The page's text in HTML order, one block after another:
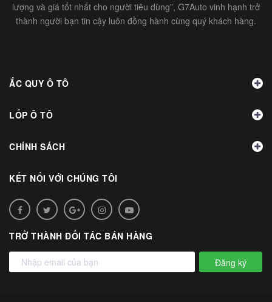
lượng và giá tốt nhất cho người tiêu dùng”, G7Auto vinh hạnh trở
thành người bạn tin cậy luôn đồng hành cùng quý khách hàng.
ẮC QUY Ô TÔ
LỐP Ô TÔ
CHÍNH SÁCH
KẾT NỐI VỚI CHÚNG TÔI
TRỞ THÀNH ĐỐI TÁC BÁN HÀNG
Đăng ký